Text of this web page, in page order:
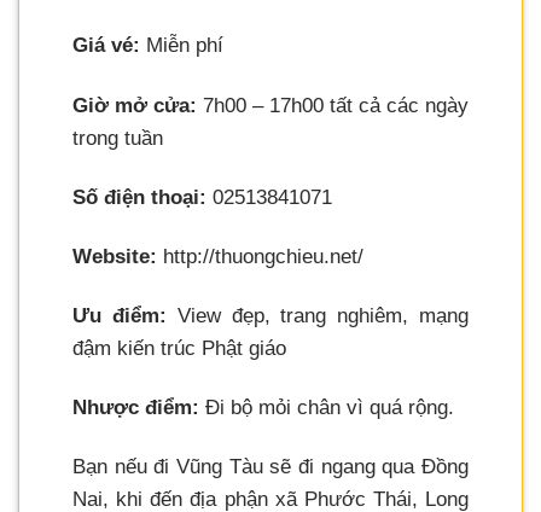
Giá vé: Miễn phí
Giờ mở cửa: 7h00 – 17h00 tất cả các ngày
trong tuần
Số điện thoại: 02513841071
Website: http://thuongchieu.net/
Ưu điểm: View đẹp, trang nghiêm, mạng
đậm kiến trúc Phật giáo
Nhược điểm: Đi bộ mỏi chân vì quá rộng.
Bạn nếu đi Vũng Tàu sẽ đi ngang qua Đồng
Nai, khi đến địa phận xã Phước Thái, Long